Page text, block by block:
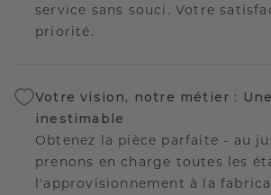
service sans souci. Votre
priorité.
Votre vision, notre métier :
inestimable
Obtenez la pièce parfaite - au
prenons en charge toutes les
l'approvisionnement à la